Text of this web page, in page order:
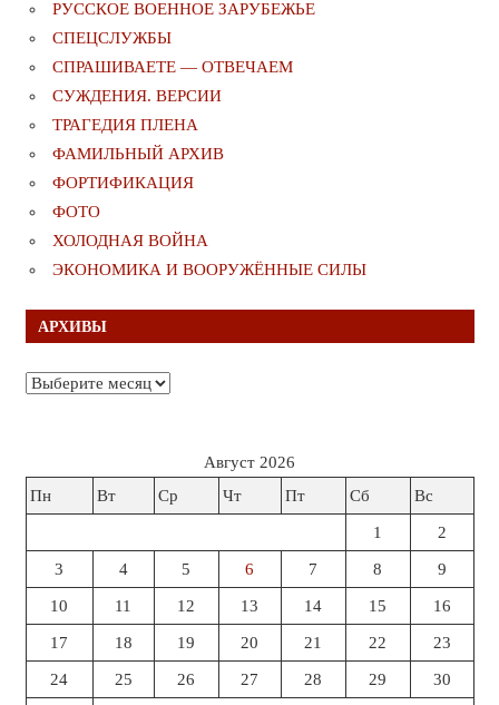
РУССКОЕ ВОЕННОЕ ЗАРУБЕЖЬЕ
СПЕЦСЛУЖБЫ
СПРАШИВАЕТЕ — ОТВЕЧАЕМ
СУЖДЕНИЯ. ВЕРСИИ
ТРАГЕДИЯ ПЛЕНА
ФАМИЛЬНЫЙ АРХИВ
ФОРТИФИКАЦИЯ
ФОТО
ХОЛОДНАЯ ВОЙНА
ЭКОНОМИКА И ВООРУЖЁННЫЕ СИЛЫ
АРХИВЫ
Архивы
Август 2026
Пн
Вт Ср Чт Пт Сб Вс
1 2
3 4 5 6 7 8 9
10 11 12 13 14 15 16
17 18 19 20 21 22 23
24 25 26 27 28 29 30